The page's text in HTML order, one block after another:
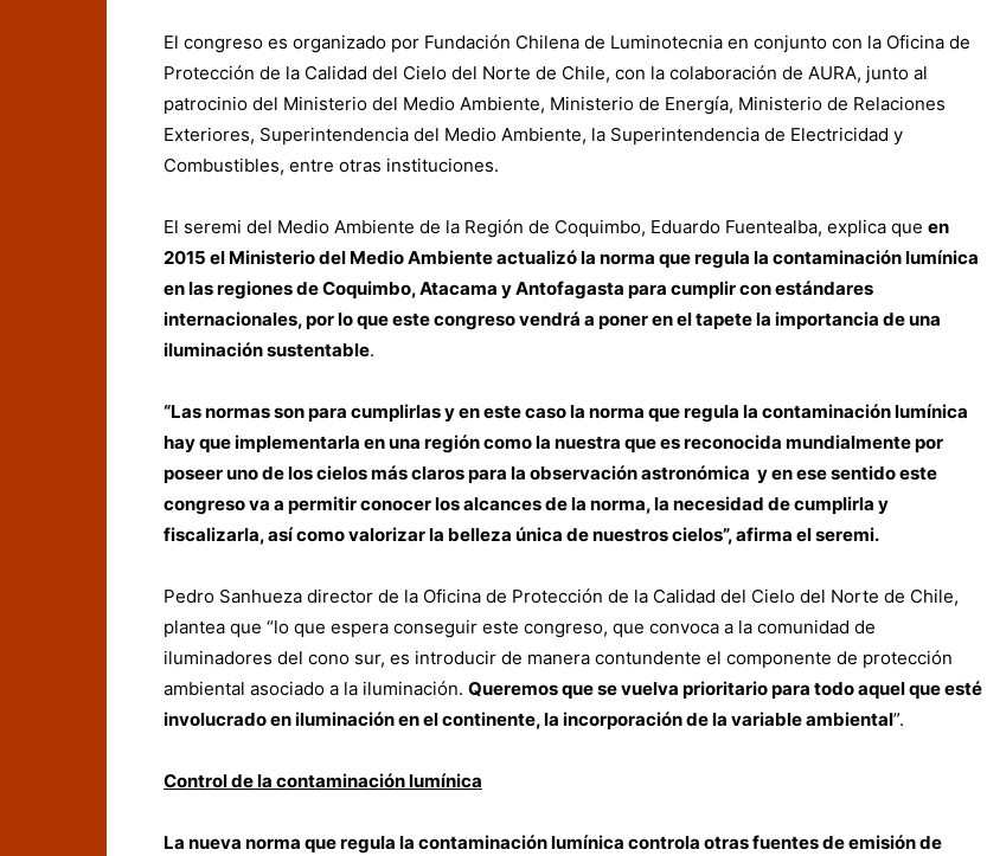
El congreso es organizado por Fundación Chilena de Luminotecnia en conjunto con la Oficina de
Protección de la Calidad del Cielo del Norte de Chile, con la colaboración de AURA, junto al
patrocinio del Ministerio del Medio Ambiente, Ministerio de Energía, Ministerio de Relaciones
Exteriores, Superintendencia del Medio Ambiente, la Superintendencia de Electricidad y
Combustibles, entre otras instituciones.
El seremi del Medio Ambiente de la Región de Coquimbo, Eduardo Fuentealba, explica que en
2015 el Ministerio del Medio Ambiente actualizó la norma que regula la contaminación lumínica
en las regiones de Coquimbo, Atacama y Antofagasta para cumplir con estándares
internacionales, por lo que este congreso vendrá a poner en el tapete la importancia de una
iluminación sustentable.
“Las normas son para cumplirlas y en este caso la norma que regula la contaminación lumínica
hay que implementarla en una región como la nuestra que es reconocida mundialmente por
poseer uno de los cielos más claros para la observación astronómica y en ese sentido este
congreso va a permitir conocer los alcances de la norma, la necesidad de cumplirla y
fiscalizarla, así como valorizar la belleza única de nuestros cielos”, afirma el seremi.
Pedro Sanhueza director de la Oficina de Protección de la Calidad del Cielo del Norte de Chile,
plantea que “lo que espera conseguir este congreso, que convoca a la comunidad de
iluminadores del cono sur, es introducir de manera contundente el componente de protección
ambiental asociado a la iluminación. Queremos que se vuelva prioritario para todo aquel que esté
involucrado en iluminación en el continente, la incorporación de la variable ambiental”.
Control de la contaminación lumínica
La nueva norma que regula la contaminación lumínica controla otras fuentes de emisión de